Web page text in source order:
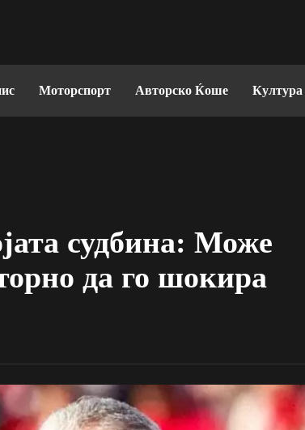
Моторспорт Авторско Ќоше Култура
судбина: Може
да го шокира